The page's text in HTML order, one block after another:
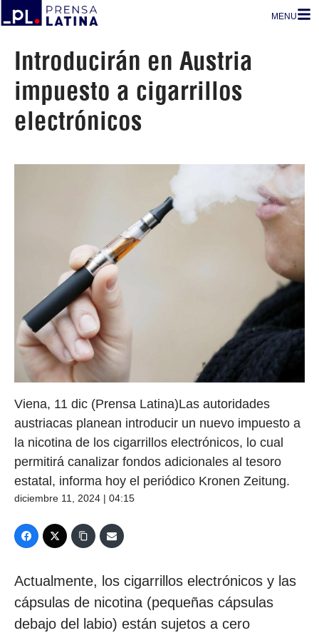
MENU
Introducirán en Austria
impuesto a cigarrillos
electrónicos
Viena, 11 dic (Prensa Latina)Las autoridades
austriacas planean introducir un nuevo impuesto a
la nicotina de los cigarrillos electrónicos, lo cual
permitirá canalizar fondos adicionales al tesoro
estatal, informa hoy el periódico Kronen Zeitung.
diciembre 11, 2024 | 04:15
Actualmente, los cigarrillos electrónicos y las
cápsulas de nicotina (pequeñas cápsulas
debajo del labio) están sujetos a cero